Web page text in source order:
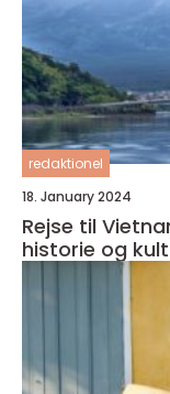
redaktionel
18. January 2024
Rejse til
historie og